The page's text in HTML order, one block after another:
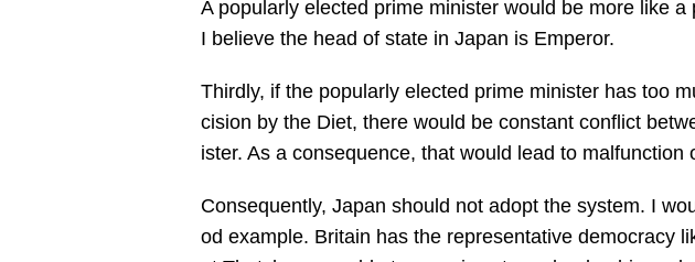
A popularly elected prime minister would be more like a
I believe the head of state in Japan is Emperor.
Thirdly, if the popularly elected prime minister has too
cision by the Diet, there would be constant conflict
ister. As a consequence, that would lead to malfunction
Consequently, Japan should not adopt the system. I
od example. Britain has the representative democracy